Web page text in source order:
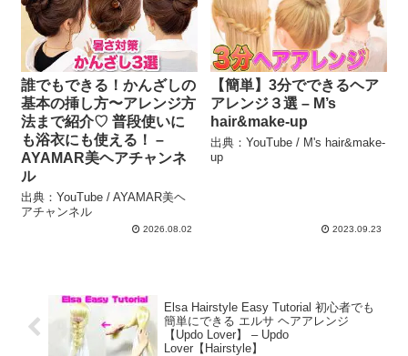
誰でもできる！かんざしの
基本の挿し方〜アレンジ方
法まで紹介♡ 普段使いに
も浴衣にも使える！ –
AYAMAR美ヘアチャンネ
ル
出典：YouTube / AYAMAR美ヘ
アチャンネル
2026.08.02
【簡単】3分でできるヘア
アレンジ３選 – M’s
hair&make-up
出典：YouTube / M's hair&make-
up
2023.09.23
Elsa Hairstyle Easy Tutorial 初心者でも
簡単にできる エルサ ヘアアレンジ
【Updo Lover】 – Updo
Lover【Hairstyle】